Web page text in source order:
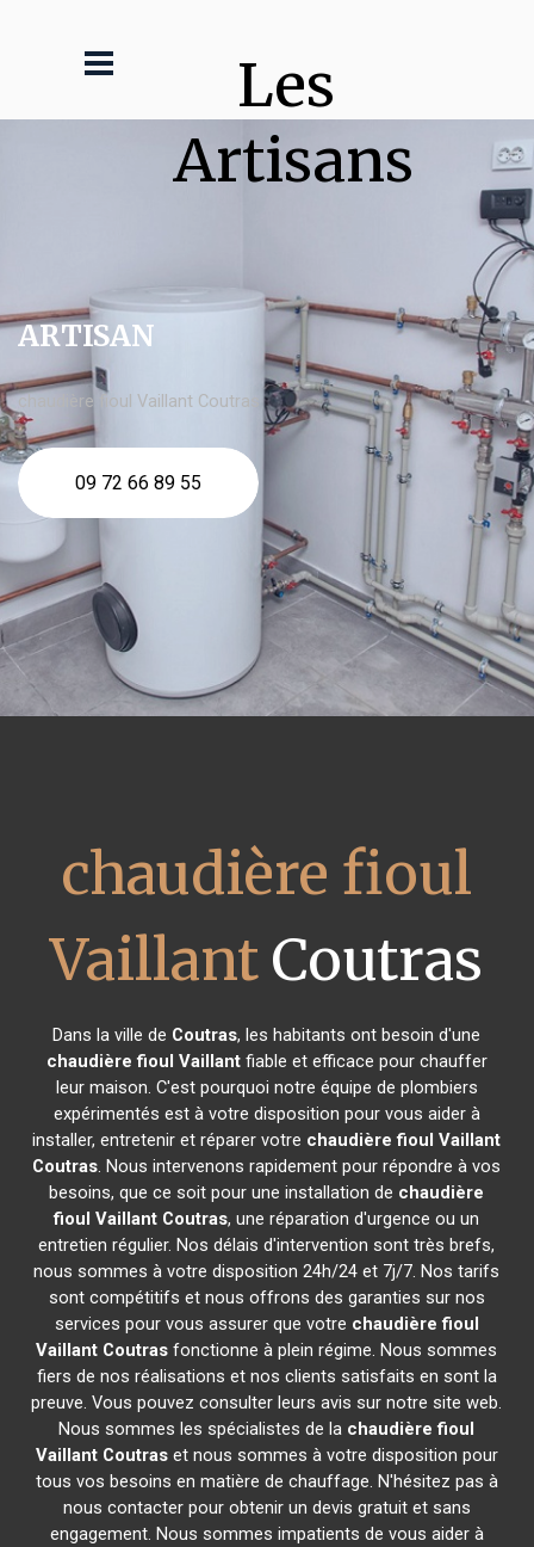
Les
Artisans
ARTISAN
chaudière fioul Vaillant Coutras
09 72 66 89 55
chaudière fioul
Vaillant Coutras
Dans la ville de Coutras, les habitants ont besoin d'une
chaudière fioul Vaillantfiable et efficace pour chauffer
leur maison. C'est pourquoi notre équipe de plombiers
expérimentés est à votre disposition pour vous aider à
installer, entretenir et réparer votre chaudière fioul Vaillant
Coutras. Nous intervenons rapidement pour répondre à vos
besoins, que ce soit pour une installation de chaudière
fioul Vaillant Coutras, une réparation d'urgence ou un
entretien régulier. Nos délais d'intervention sont très brefs,
nous sommes à votre disposition 24h/24 et 7j/7. Nos tarifs
sont compétitifs et nous offrons des garanties sur nos
services pour vous assurer que votre chaudière fioul
Vaillant Coutras fonctionne à plein régime. Nous sommes
fiers de nos réalisations et nos clients satisfaits en sont la
preuve. Vous pouvez consulter leurs avis sur notre site web.
Nous sommes les spécialistes de la chaudière fioul
Vaillant Coutraset nous sommes à votre disposition pour
tous vos besoins en matière de chauffage. N'hésitez pas à
nous contacter pour obtenir un devis gratuit et sans
engagement. Nous sommes impatients de vous aider à